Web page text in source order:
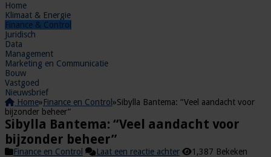
Home
Klimaat & Energie
Finance & Control
Juridisch
Data
Management
Marketing en Communicatie
Bouw
Vastgoed
Nieuwsbrief
Home»Finance en Control »Sibylla Bantema: “Veel aandacht voor
bijzonder beheer”
Sibylla Bantema: “Veel aandacht voor
bijzonder beheer”
Finance en Control Laat een reactie achter
1,387 Bekeken